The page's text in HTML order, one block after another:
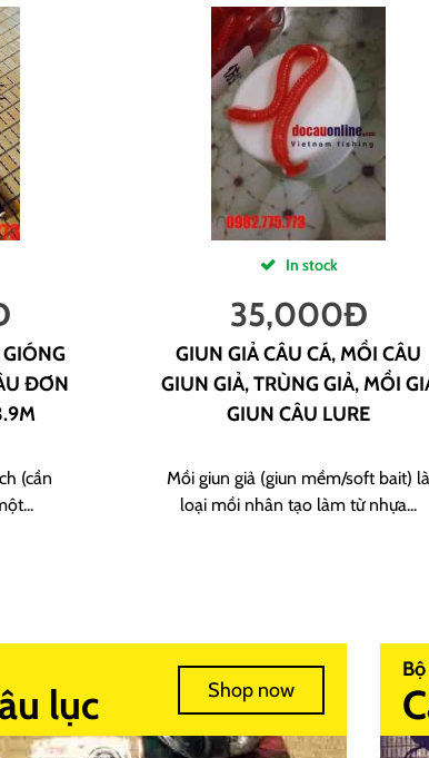
ĐƠN
(cần
In stock
35,000Đ
GIUN GIẢ CÂU CÁ, MỒI CÂU
GIUN GIẢ, TRÙNG GIẢ, MỒI
GIUN CÂU LURE
Mồi giun giả (giun mềm/soft bait) là
loại mồi nhân tạo làm từ nhựa...
lục Shop now